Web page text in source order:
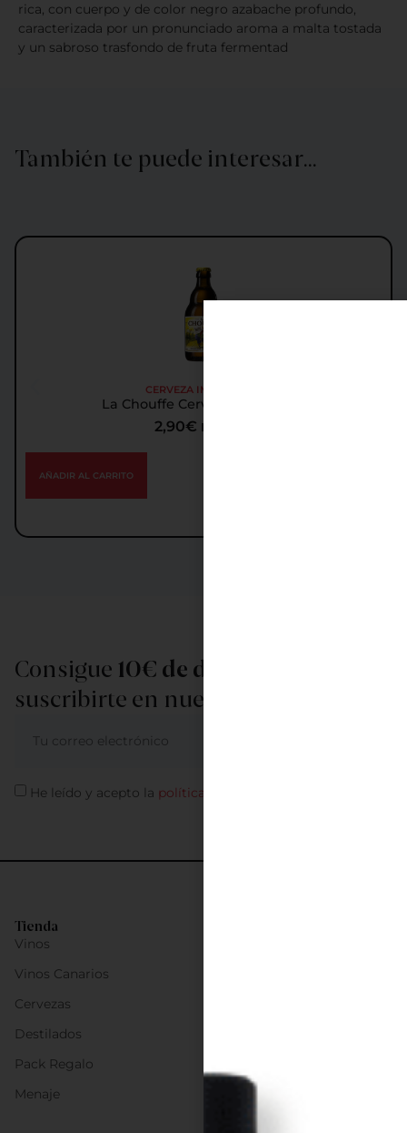
rica, con cuerpo y de color negro azabache profundo,
caracterizada por un pronunciado aroma a malta tostada
y un sabroso trasfondo de fruta fermentad
También te puede interesar…
CERVEZA IMPORTADA
La Chouffe Cerveza Importada
2,90€ IGIC incl.
AÑADIR AL CARRITO
Tienda
Vinos
Vinos Canarios
Cervezas
Destilados
Pack Regalo
Menaje
Consigue 10€ de descuento
suscribirte en nuestra newsletter
He leído y acepto la política de privacidad